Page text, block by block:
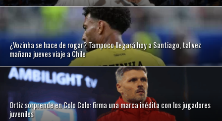
¿Vozinha se hace de rogar? Tampoco llegará hoy a Santiago, tal vez
mañana jueves viaje a Chile
Ortiz sorprende en Colo Colo: firma una marca inédita con los jugadores
juveniles